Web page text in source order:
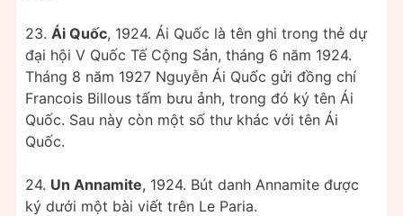
23. Ái Quốc, 1924. Ái Quốc là tên ghi trong thẻ dự
đại hội V Quốc Tế Cộng Sản, tháng 6 năm 1924.
Tháng 8 năm 1927 Nguyễn Ái Quốc gửi đồng chí
Francois Billous tấm bưu ảnh, trong đó ký tên Ái
Quốc. Sau này còn một số thư khác với tên Ái
Quốc.
24. Un Annamite, 1924. Bút danh Annamite được
ký dưới một bài viết trên Le Paria.